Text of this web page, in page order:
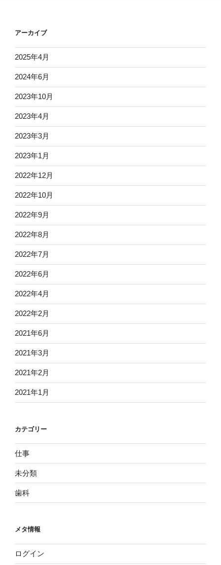
アーカイブ
2025年4月
2024年6月
2023年10月
2023年4月
2023年3月
2023年1月
2022年12月
2022年10月
2022年9月
2022年8月
2022年7月
2022年6月
2022年4月
2022年2月
2021年6月
2021年3月
2021年2月
2021年1月
カテゴリー
仕事
未分類
歯科
メタ情報
ログイン